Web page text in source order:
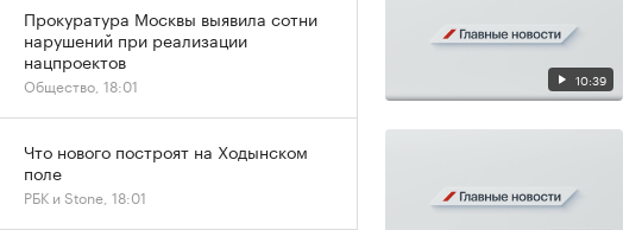
10:39
Прокуратура Москвы выявила сотни
нарушений при реализации
нацпроектов
Общество, 18:01
Что нового построят на Ходынском
поле
РБК и Stone, 18:01